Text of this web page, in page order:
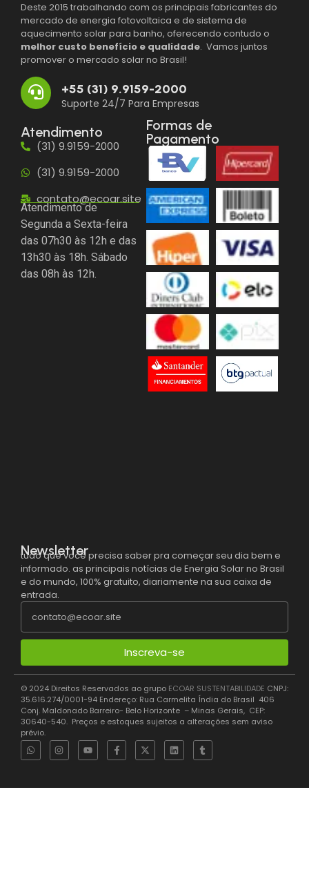
Deste 2015 trabalhando com os principais fabricantes do
mercado de energia fotovoltaica e de sistema de
aquecimento solar para banho, oferecendo contudo o
melhor custo benefício e qualidade. Vamos juntos
promover o mercado solar no Brasil!
+55 (31) 9.9159-2000
Suporte 24/7 Para Empresas
Atendimento
(31) 9.9159-2000
(31) 9.9159-2000
contato@ecoar.site
Atendimento de
Segunda a Sexta-feira
das 07h30 às 12h e das
13h30 às 18h. Sábado
das 08h às 12h.
Formas de
Pagamento
Newsletter
tudo que você precisa saber pra começar seu dia bem e
informado. as principais notícias de Energia Solar no Brasil
e do mundo, 100% gratuito, diariamente na sua caixa de
entrada.
Inscreva-se
© 2024 Direitos Reservados ao grupo ECOAR SUSTENTABILIDADE CNPJ:
35.616.274/0001-94 Endereço: Rua Carmelita Índia do Brasil 406
Conj. Maldonado Barreiro- Belo Horizonte – Minas Gerais, CEP:
30640-540. Preços e estoques sujeitos a alterações sem aviso
prévio.